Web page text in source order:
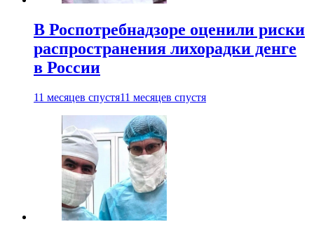
В Роспотребнадзоре оценили риски
распространения лихорадки денге
в России
11 месяцев спустя11 месяцев спустя